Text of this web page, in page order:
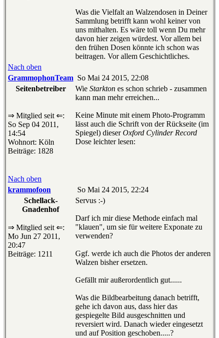
Was die Vielfalt an Walzendosen in Deiner
Sammlung betrifft kann wohl keiner von
uns mithalten. Es wäre toll wenn Du mehr
davon hier zeigen würdest. Vor allem bei
den frühen Dosen könnte ich schon was
beitragen. Vor allem Geschichtliches.
Nach oben
GrammophonTeam So Mai 24 2015, 22:08
Seitenbetreiber
⇒ Mitglied seit ⇐:
So Sep 04 2011,
14:54
Wohnort: Köln
Beiträge: 1828
Wie Starkton es schon schrieb - zusammen
kann man mehr erreichen...
Keine Minute mit einem Photo-Programm
lässt auch die Schrift von der Rückseite (im
Spiegel) dieserOxford Cylinder Record
Dose leichter lesen:
Nach oben
krammofoon
So Mai 24 2015, 22:24
Schellack-
Gnadenhof
⇒ Mitglied seit ⇐:
Mo Jun 27 2011,
20:47
Beiträge: 1211
Servus :-)
Darf ich mir diese Methode einfach mal
"klauen", um sie für weitere Exponate zu
verwenden?
Ggf. werde ich auch die Photos der anderen
Walzen bisher ersetzen.
Gefällt mir außerordentlich gut......
Was die Bildbearbeitung danach betrifft,
gehe ich davon aus, dass hier das
gespiegelte Bild ausgeschnitten und
reversiert wird. Danach wieder eingesetzt
und auf Position geschoben.....?